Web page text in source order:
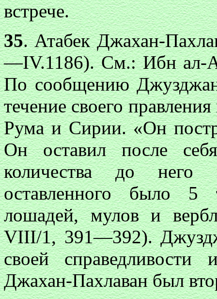
встрече.
35. Атабек Джахан-
—IV.1186). См.: Ибн ал-
По сообщению
течение своего
Рума и Сирии. «Он
Он оставил после
количества до
оставленного было
лошадей, мулов и
VIII/1, 391—392).
своей справедливости
Джахан-Пахлаван был